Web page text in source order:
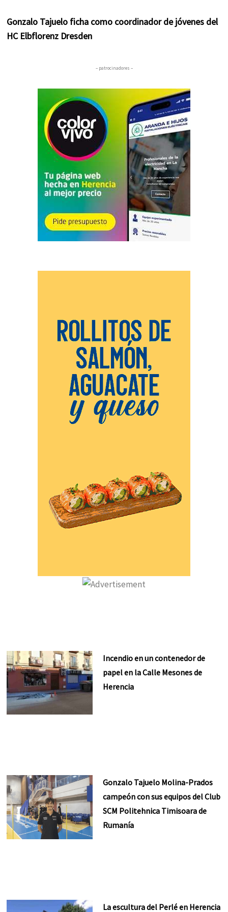
Gonzalo Tajuelo ficha como coordinador de jóvenes del
HC Elbflorenz Dresden
– patrocinadores –
Incendio en un contenedor de
papel en la Calle Mesones de
Herencia
Gonzalo Tajuelo Molina-Prados
campeón con sus equipos del Club
SCM Politehnica Timisoara de
Rumanía
La escultura del Perlé en Herencia